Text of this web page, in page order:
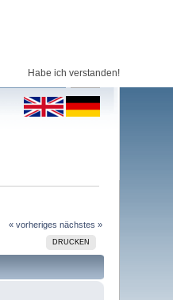
Habe ich verstanden!
« vorheriges nächstes »
DRUCKEN